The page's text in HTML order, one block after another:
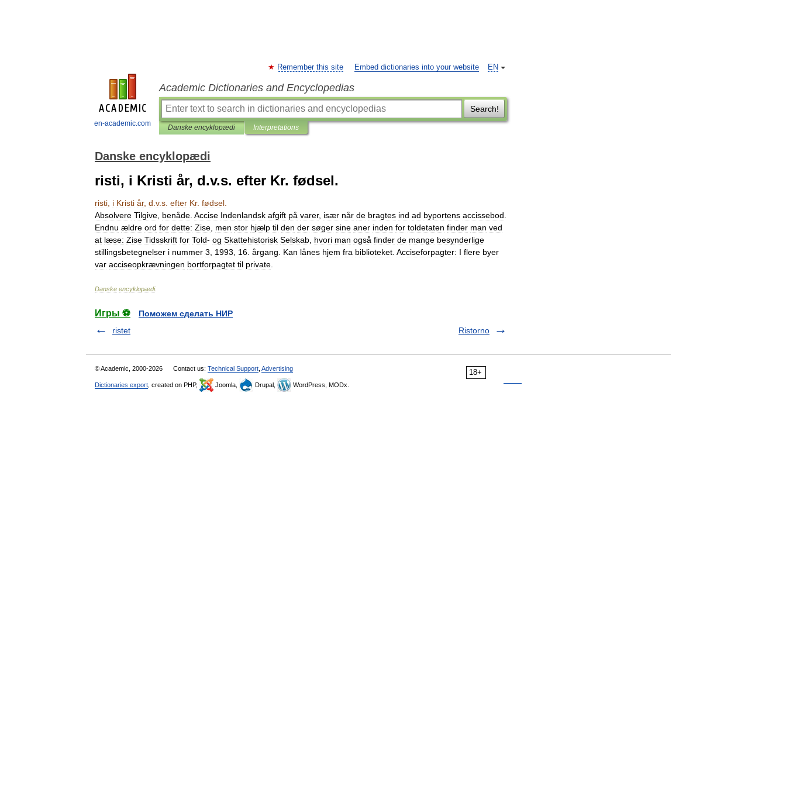
en-academic.com
EN
Remember this site Embed dictionaries into your website
Academic Dictionaries and Encyclopedias
Search!
Danske encyklopædi Interpretations
Danske encyklopædi
risti, i Kristi år, d.v.s. efter Kr. fødsel.
risti i Kristi år, d v.s efter Kr. fødsel
Absolvere Tilgive benåde Accise Indenlandsk afgift på varer, især når de bragtes ind ad byportens accissebod
Endnu ældre ord for dette: Zise men stor hjælp til den der søger sine aner inden for toldetaten finder man ved
at læse: Zise Tidsskrift for Told- og Skattehistorisk Selskab hvori man også finder de mange besynderlige
stillingsbetegnelser i nummer 3 1993 16 årgang Kan lånes hjem fra biblioteket Acciseforpagter: I flere byer
var acciseopkrævningen bortforpagtet til private
Danske encyklopædi.
Игры ⚽
Поможем сделать НИР
ristet
Ristorno
18+
© Academic, 2000-2026 Contact us: Technical Support Advertising
Dictionaries export , created on PHP, Joomla, Drupal, WordPress, MODx.